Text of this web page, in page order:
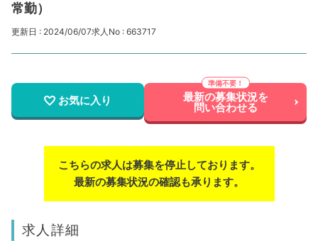
常勤）
更新日 : 2024/06/07求人No : 663717
お気に入り 最新の募集状況を
問い合わせる
こちらの求人は募集を停止しております。
最新の募集状況の確認も承ります。
求人詳細